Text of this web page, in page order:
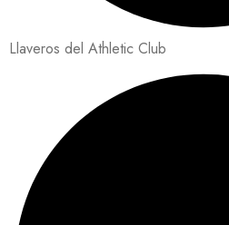
Llaveros del Athletic Club